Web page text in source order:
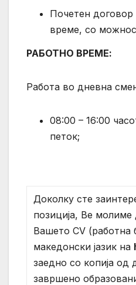
Почетен
време, со
РАБОТНО ВРЕМЕ:
Работа во дневна
08:00 – 16:00
петок;
Доколку сте
позиција, Ве молиме
Вашето CV (работна
македонски јазик на
заедно со копија од
завршено